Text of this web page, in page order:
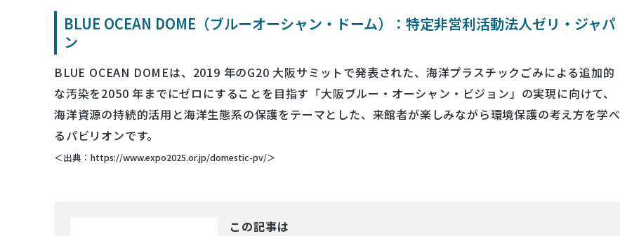
BLUE OCEAN DOME（ブルーオーシャン・ドーム）：特定非営利活動法人ゼリ・ジャパ
ン
BLUE OCEAN DOMEは、2019 年のG20 大阪サミットで発表された、海洋プラスチックごみによる追加的
な汚染を2050 年までにゼロにすることを目指す「大阪ブルー・オーシャン・ビジョン」の実現に向けて、
海洋資源の持続的活用と海洋生態系の保護をテーマとした、来館者が楽しみながら環境保護の考え方を学べ
るパビリオンです。
＜出典：https://www.expo2025.or.jp/domestic-pv/＞
この記事は